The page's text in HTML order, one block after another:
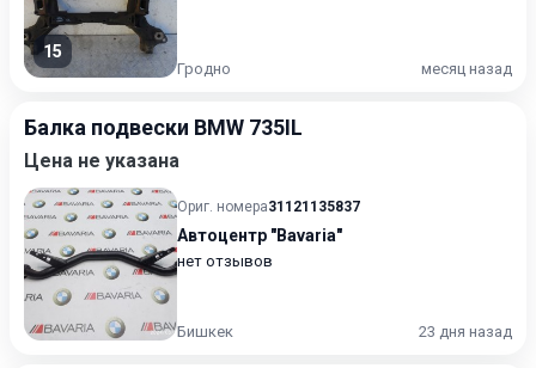
15
Гродно месяц назад
Балка подвески BMW 735IL
Цена не указана
Ориг. номера31121135837
Автоцентр "Bavaria"
нет отзывов
Бишкек 23 дня назад